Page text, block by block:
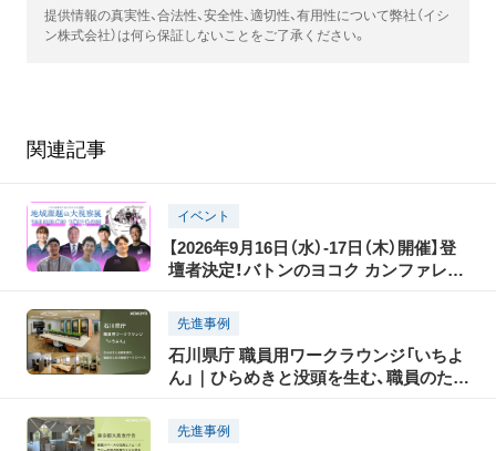
提供情報の真実性、合法性、安全性、適切性、有用性について弊社（イシ
ン株式会社）は何ら保証しないことをご了承ください。
関連記事
イベント
【2026年9月16日（水）-17日（木）開催】登
壇者決定！バトンのヨコク カンファレン
課題のピントとヒント
先進事例
石川県庁 職員用ワークラウンジ「いちよ
ん」｜ひらめきと没頭を生む、職員のため
先進事例